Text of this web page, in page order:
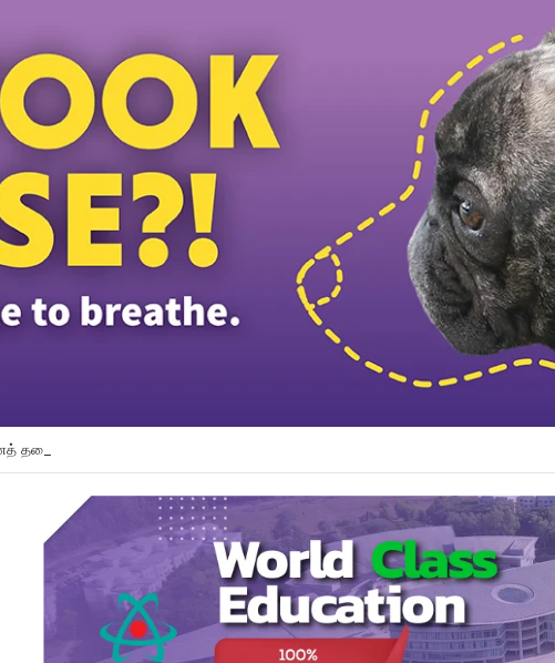
தலைவர் பதவியிலிருந்து விலக கோரினார் நூருல் இஸ்ஸா; தற்காலிக ஓய்வு வழங்கியுள்ளது